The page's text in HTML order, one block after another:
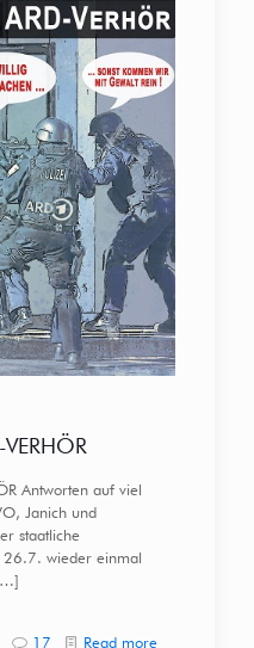
Antworten auf viel
Janich und
staatliche
26.7. wieder einmal
17 Read more